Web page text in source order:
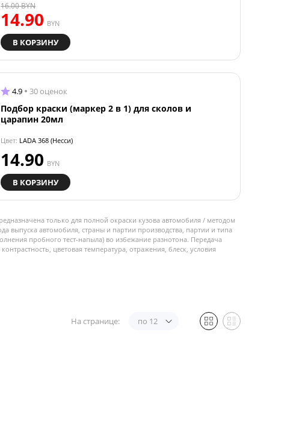
14.90 BYN
16.00BYN
В КОРЗИНУ
4.9 30 оценок
Подбор краски (маркер 2 в 1) для сколов и
царапин 20мл
Цвет: LADA 368 (Несси)
14.90 BYN
В КОРЗИНУ
только для полной окраски кузова автомобиля / методом
выпуска автомобиля, страны и партии производства, партии и типа
пробного тест-напыла) во избежание разнотона. Передача
цветовая температура, отражения, блеск, условия
На странице: по 12